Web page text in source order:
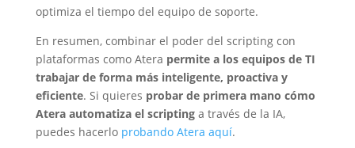
optimiza el tiempo del equipo de soporte.
En resumen, combinar el poder del scripting con
plataformas como Atera permite a los equipos de TI
trabajar de forma más inteligente, proactiva y
eficiente. Si quieres probar de primera mano cómo
Atera automatiza el scriptinga través de la IA,
puedes hacerlo probando Atera aquí.